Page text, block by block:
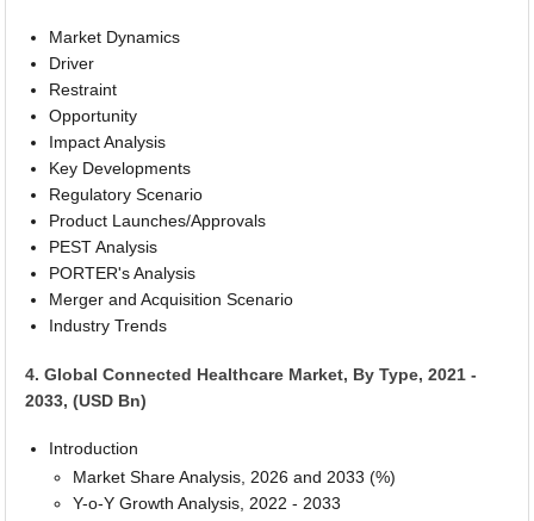
Market Dynamics
Driver
Restraint
Opportunity
Impact Analysis
Key Developments
Regulatory Scenario
Product Launches/Approvals
PEST Analysis
PORTER's Analysis
Merger and Acquisition Scenario
Industry Trends
4. Global Connected Healthcare Market, By Type, 2021 -
2033, (USD Bn)
Introduction
Market Share Analysis, 2026 and 2033 (%)
Y-o-Y Growth Analysis, 2022 - 2033